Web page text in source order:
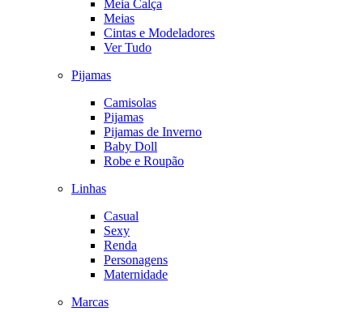
Meia Calça
Meias
Cintas e Modeladores
Ver Tudo
Pijamas
Camisolas
Pijamas
Pijamas de Inverno
Baby Doll
Robe e Roupão
Linhas
Casual
Sexy
Renda
Personagens
Maternidade
Marcas